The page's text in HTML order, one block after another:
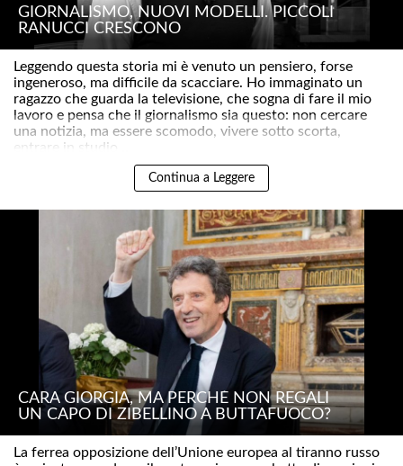
GIORNALISMO, NUOVI MODELLI. PICCOLI
RANUCCI CRESCONO
Leggendo questa storia mi è venuto un pensiero, forse
ingeneroso, ma difficile da scacciare. Ho immaginato un
ragazzo che guarda la televisione, che sogna di fare il mio
lavoro e pensa che il giornalismo sia questo: non cercare
una notizia, ma essere scomodo, vivere sotto scorta,
entrare in studio ..
Continua a Leggere
CARA GIORGIA, MA PERCHÉ NON REGALI
UN CAPO DI ZIBELLINO A BUTTAFUOCO?
La ferrea opposizione dell’Unione europea al tiranno russo